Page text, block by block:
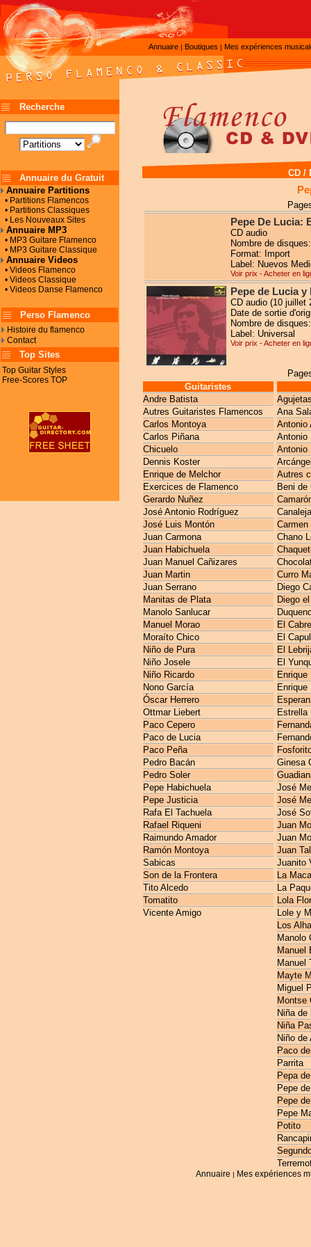
Annuaire | Boutiques | Mes expériences
Recherche
Annuaire du Gratuit
Annuaire Partitions
• Partitions Flamencos
• Partitions Classiques
• Les Nouveaux Sites
Annuaire MP3
• MP3 Guitare Flamenco
• MP3 Guitare Classique
Annuaire Videos
• Videos Flamenco
• Videos Classique
• Videos Danse Flamenco
Perso Flamenco
Histoire du flamenco
Contact
Top Sites
Top Guitar Styles
Free-Scores TOP
CD /
Pepe De Lucia:
CD audio
Nombre de
Format: Import
Label: Nuevos
Voir prix - Acheter en
Pepe de Lucia
CD audio (10 juillet
Date de sortie
Nombre de
Label: Universal
Voir prix - Acheter en
Guitaristes
Andre Batista
Autres Guitaristes Flamencos
Carlos Montoya
Carlos Piñana
Chicuelo
Dennis Koster
Enrique de Melchor
Exercices de Flamenco
Gerardo Nuñez
José Antonio Rodríguez
José Luis Montón
Juan Carmona
Juan Habichuela
Juan Manuel Cañizares
Juan Martin
Juan Serrano
Manitas de Plata
Manolo Sanlucar
Manuel Morao
Moraíto Chico
Niño de Pura
Niño Josele
Niño Ricardo
Nono García
Óscar Herrero
Ottmar Liebert
Paco Cepero
Paco de Lucia
Paco Peña
Pedro Bacán
Pedro Soler
Pepe Habichuela
Pepe Justicia
Rafa El Tachuela
Rafael Riqueni
Raimundo Amador
Ramón Montoya
Sabicas
Son de la Frontera
Tito Alcedo
Tomatito
Vicente Amigo
Ana
Antonio
Antonio
Antonio
Autres
Beni de
Carmen
Chano
Curro
Diego
Diego
El
El
El
El
Enrique
Estrella
Ginesa
José
José
José
Juan
Juan
Juan
Juanito
La
La
Lola
Lole y
Los
Manolo
Manuel
Manuel
Mayte
Miguel
Montse
Niña
Niña
Niño de
Paco
Parrita
Pepa
Pepe
Pepe
Pepe
Potito
Annuaire | Mes expériences